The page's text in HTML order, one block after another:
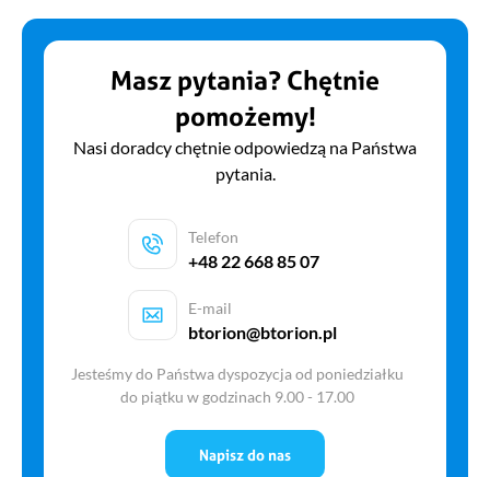
Masz pytania? Chętnie
pomożemy!
Nasi doradcy chętnie odpowiedzą na Państwa
pytania.
Telefon
+48 22 668 85 07
E-mail
btorion@btorion.pl
Jesteśmy do Państwa dyspozycja od poniedziałku
do piątku w godzinach 9.00 - 17.00
Napisz do nas